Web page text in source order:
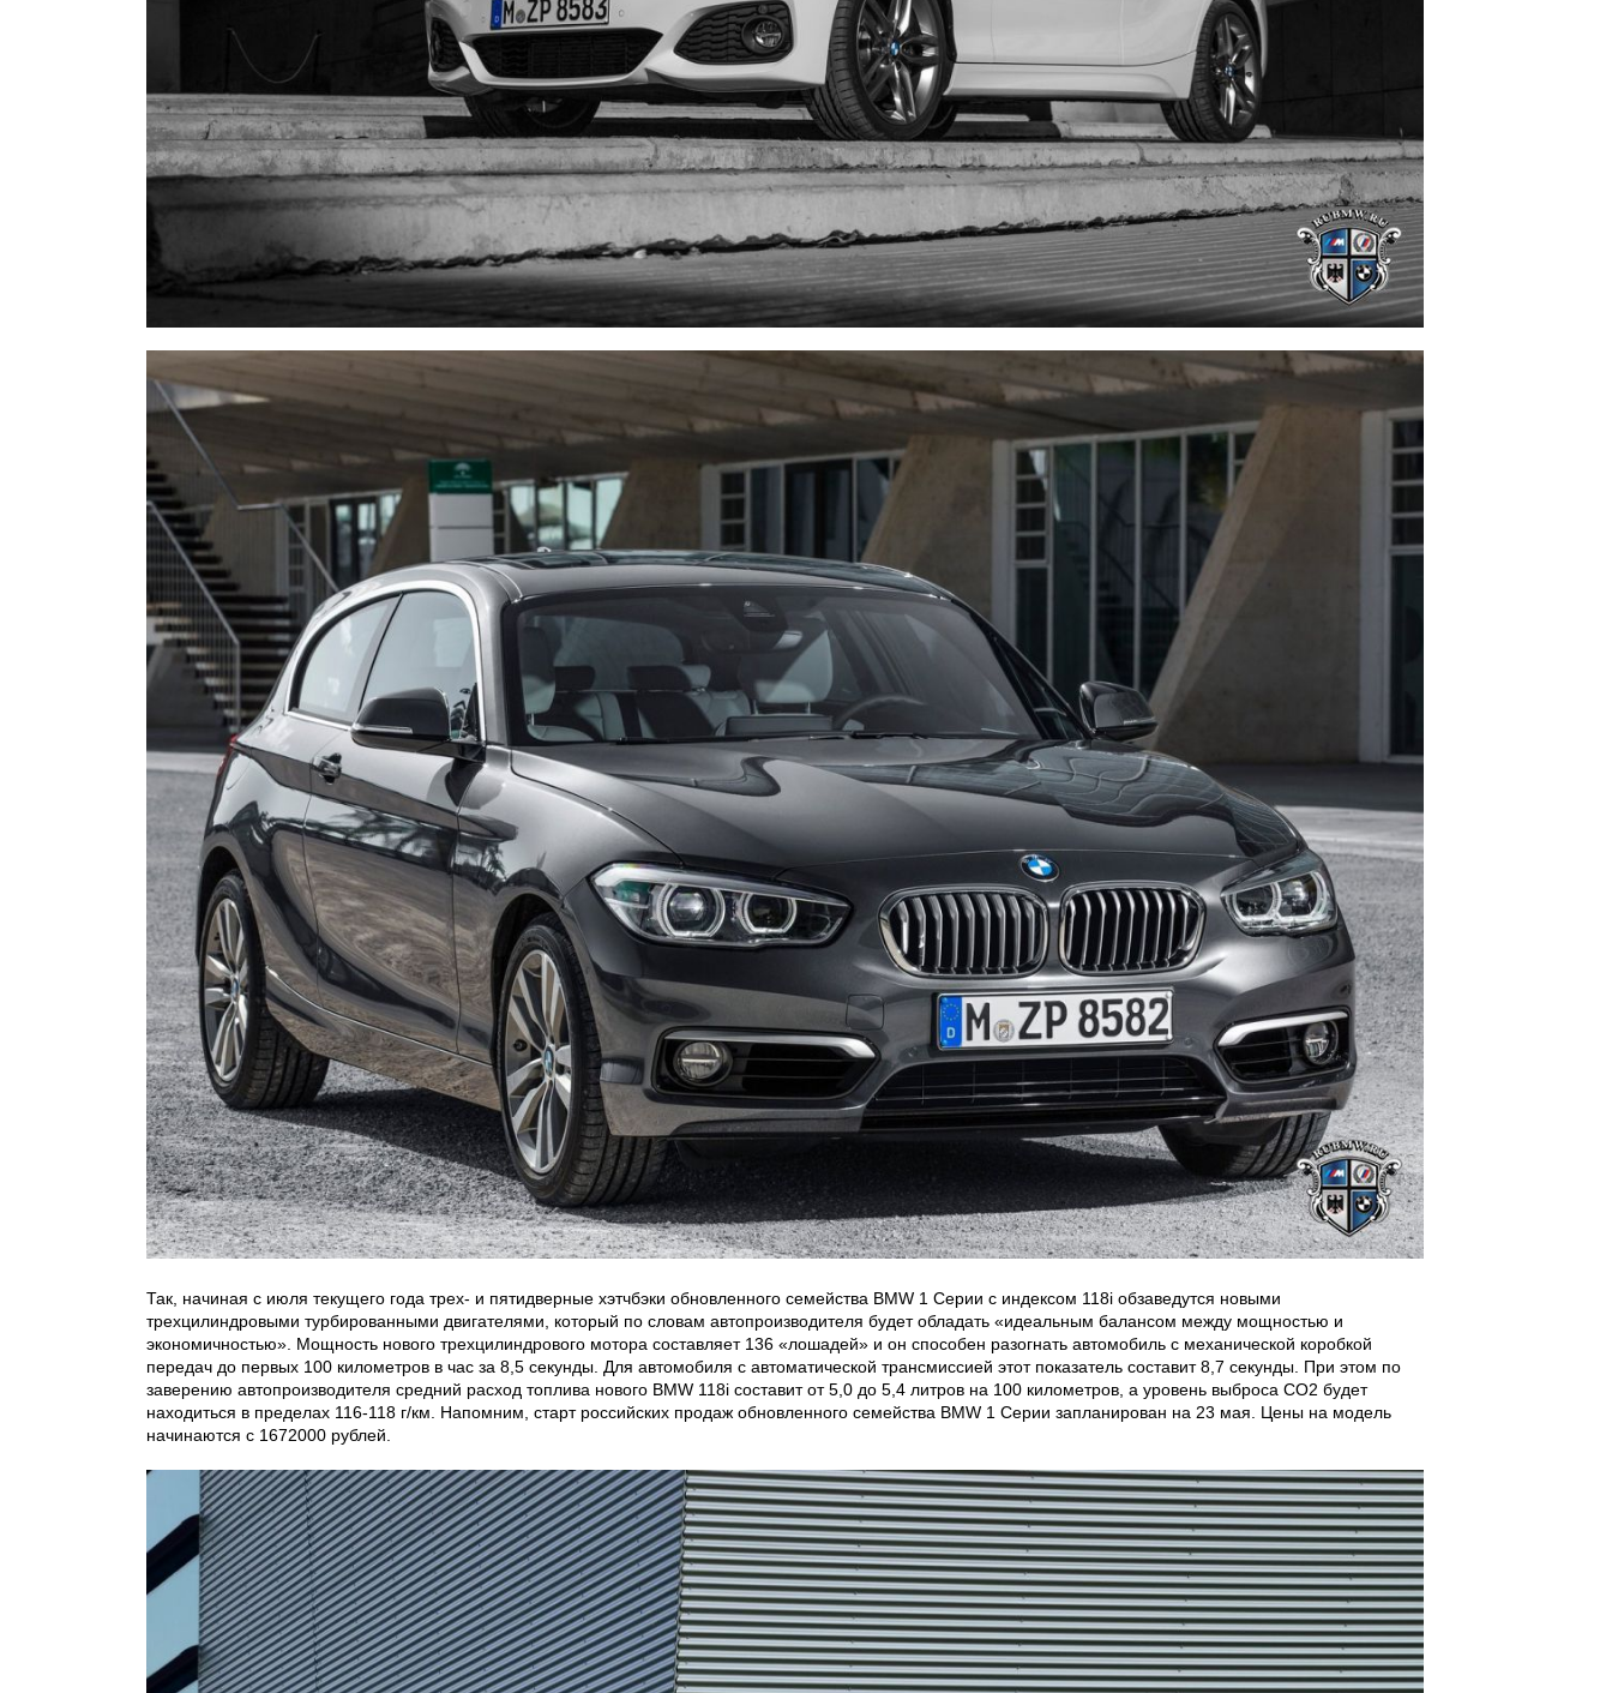
Так, начиная с июля текущего года трех- и пятидверные хэтчбэки обновленного семейства BMW 1 Серии с индексом 118i обзаведутся новыми
трехцилиндровыми турбированными двигателями, который по словам автопроизводителя будет обладать «идеальным балансом между мощностью и
экономичностью». Мощность нового трехцилиндрового мотора составляет 136 «лошадей» и он способен разогнать автомобиль с механической коробкой
передач до первых 100 километров в час за 8,5 секунды. Для автомобиля с автоматической трансмиссией этот показатель составит 8,7 секунды. При этом по
заверению автопроизводителя средний расход топлива нового BMW 118i составит от 5,0 до 5,4 литров на 100 километров, а уровень выброса СО2 будет
находиться в пределах 116-118 г/км. Напомним, старт российских продаж обновленного семейства BMW 1 Серии запланирован на 23 мая. Цены на модель
начинаются с 1672000 рублей.